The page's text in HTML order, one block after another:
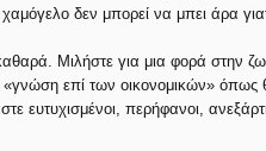
δεν μπορεί να μπει άρα
καθαρά. Μιλήστε για μια φορά στην
επί των οικονομικών» όπως
ευτυχισμένοι, περήφανοι,